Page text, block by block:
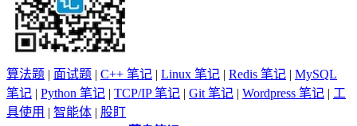
算法题 | 面试题 | C++ 笔记 | Linux 笔记 | Redis 笔记 | MySQL
笔记 | Python 笔记 | TCP/IP 笔记 | Git 笔记 | Wordpress 笔记 | 工
具使用 | 智能体 | 股盯